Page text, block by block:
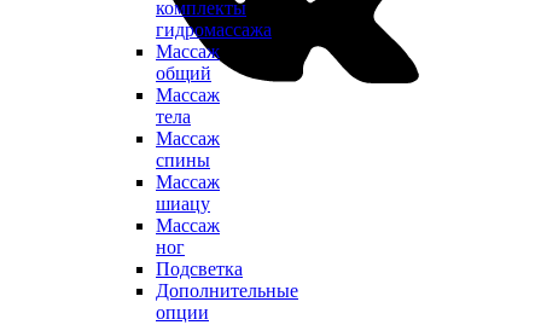
комплекты
гидромассажа
Массаж
общий
Массаж
тела
Массаж
спины
Массаж
шиацу
Массаж
ног
Подсветка
Дополнительные
опции